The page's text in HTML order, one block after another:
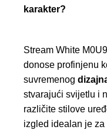
karakter?
Stream White M0U9
donose profinjenu
suvremenog
stvarajući svijetlu i
različite stilove
izgled idealan je